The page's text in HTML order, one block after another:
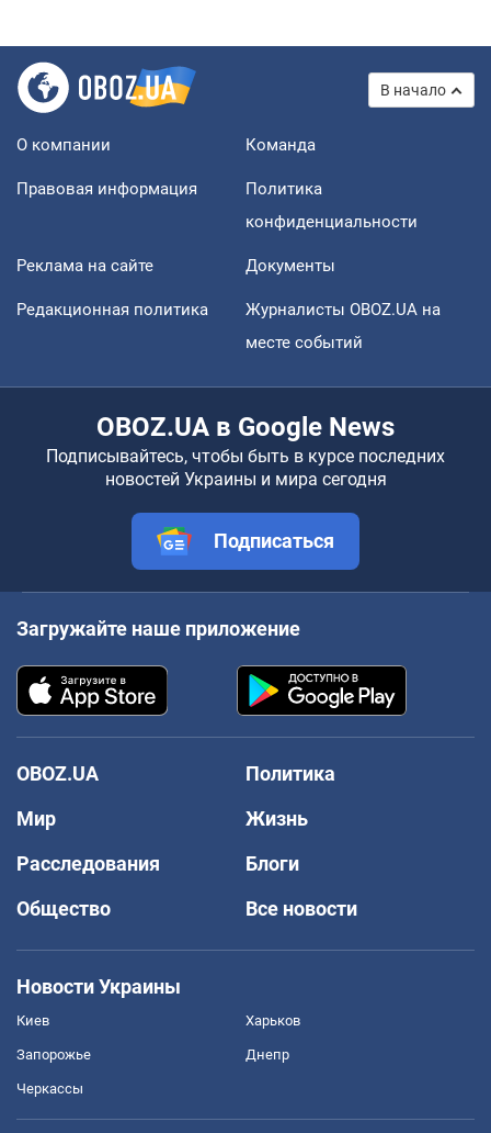
В начало
О компании Команда
Правовая информация
Политика
конфиденциальности
Реклама на сайте Документы
Редакционная политика
Журналисты OBOZ.UA на
месте событий
OBOZ.UA в Google News
Подписывайтесь, чтобы быть в курсе последних
новостей Украины и мира сегодня
Подписаться
Загружайте наше приложение
OBOZ.UA
Политика
Мир
Жизнь
Расследования
Блоги
Общество
Все новости
Новости Украины
Киев Харьков
Запорожье Днепр
Черкассы